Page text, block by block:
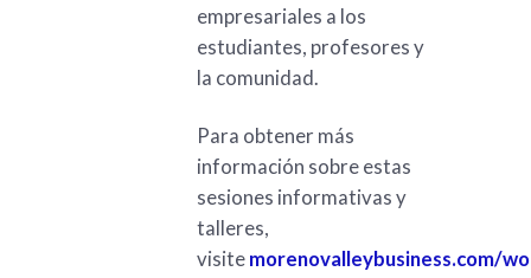
empresariales a los
estudiantes, profesores y
la comunidad.
Para obtener más
información sobre estas
sesiones informativas y
talleres,
visitemorenovalleybusiness.com/